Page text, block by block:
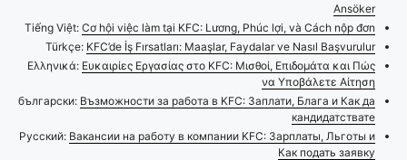
Ansöker
Tiếng Việt: Cơ hội việc làm tại KFC: Lương, Phúc lợi, và Cách nộp đơn
Türkçe: KFC’de İş Fırsatları: Maaşlar, Faydalar ve Nasıl Başvurulur
Ελληνικά: Ευκαιρίες Εργασίας στο KFC: Μισθοί, Επιδομάτα και Πώς
να Υποβάλετε Αίτηση
български: Възможности за работа в KFC: Заплати, Блага и Как да
кандидатствате
Русский: Вакансии на работу в компании KFC: Зарплаты, Льготы и
Как подать заявку